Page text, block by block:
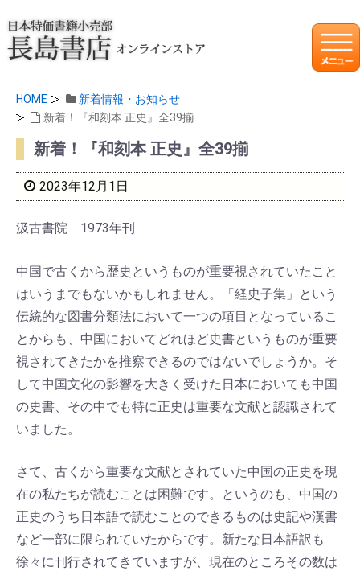
HOME
新着情報・お知らせ
新着！『和刻本 正史』全39揃
新着！『和刻本 正史』全39揃
2023年12月1日
汲古書院 1973年刊
中国で古くから歴史というものが重要視されていたこと
はいうまでもないかもしれません。「経史子集」という
伝統的な図書分類法において一つの項目となっているこ
とからも、中国においてどれほど史書というものが重要
視されてきたかを推察できるのではないでしょうか。そ
して中国文化の影響を大きく受けた日本においても中国
の史書、その中でも特に正史は重要な文献と認識されて
いました。
さて、古くから重要な文献とされていた中国の正史を現
在の私たちが読むことは困難です。というのも、中国の
正史のうち日本語で読むことのできるものは史記や漢書
など一部に限られていたからです。新たな日本語訳も
徐々に刊行されてきていますが、現在のところその数は